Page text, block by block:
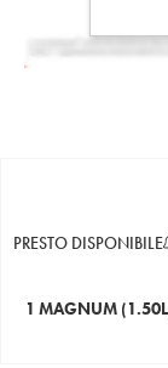
PRESTO DISPONIBILE
1 MAGNUM